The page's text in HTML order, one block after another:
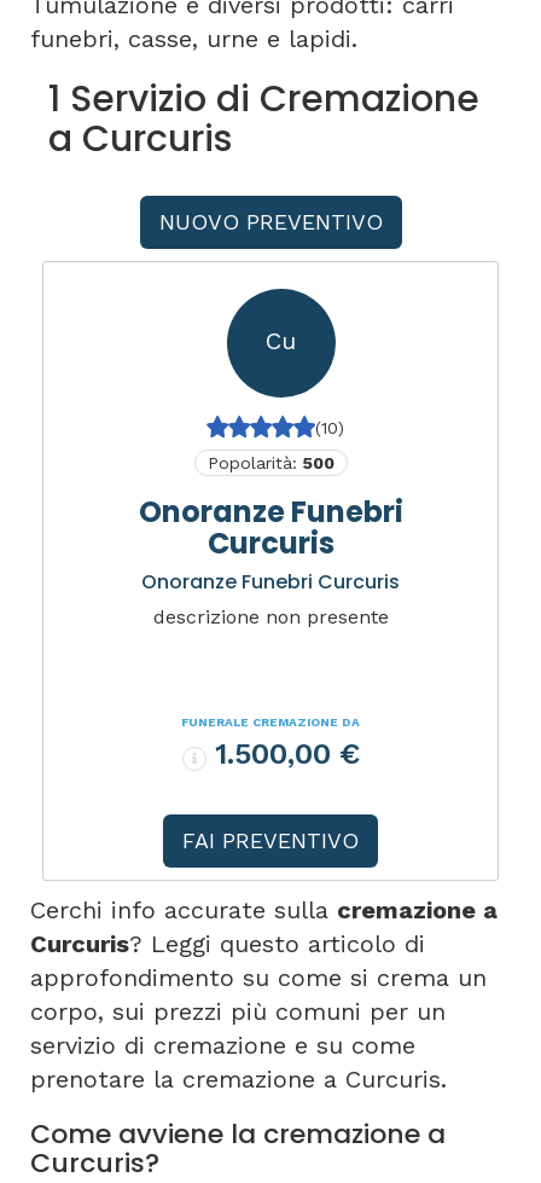
funebri, casse, urne e lapidi.
1 Servizio di Cremazione
a Curcuris
NUOVO PREVENTIVO
Cu
(10)
Popolarità: 500
Onoranze Funebri
Curcuris
Onoranze Funebri Curcuris
descrizione non presente
FUNERALE CREMAZIONE DA
1.500,00 €
FAI PREVENTIVO
Cerchi info accurate sulla cremazione a
Curcuris? Leggi questo articolo di
approfondimento su come si crema un
corpo, sui prezzi più comuni per un
servizio di cremazione e su come
prenotare la cremazione a Curcuris.
Come avviene la cremazione a
Curcuris?